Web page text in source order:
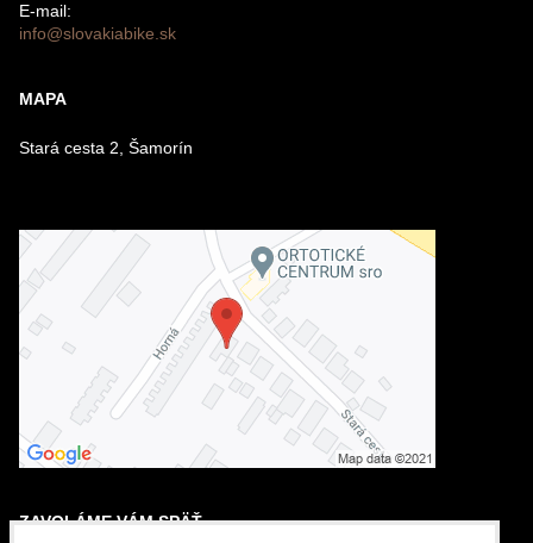
E-mail:
info@slovakiabike.sk
MAPA
Stará cesta 2, Šamorín
ZAVOLÁME VÁM SPÄŤ